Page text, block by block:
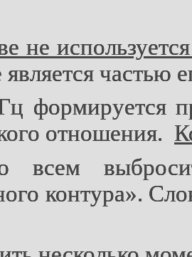
не
частью
формируется
отношения.
всем
контура».